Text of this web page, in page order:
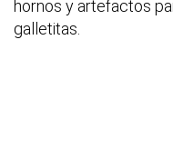
hornos y artefactos
galletitas.